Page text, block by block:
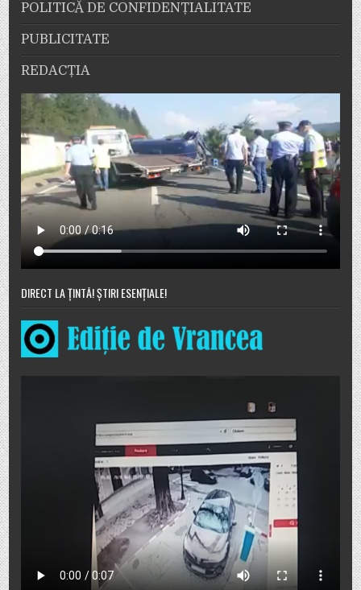
POLITICĂ DE CONFIDENȚIALITATE
PUBLICITATE
REDACȚIA
DIRECT LA ȚINTĂ! ȘTIRI ESENȚIALE!